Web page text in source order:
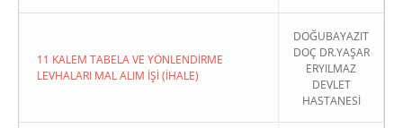
11 KALEM TABELA VE YÖNLENDİRME
LEVHALARI MAL ALIM İŞİ (İHALE)
DOĞUBAYAZIT
DOÇ DR.YAŞAR
ERYILMAZ
DEVLET
HASTANESİ